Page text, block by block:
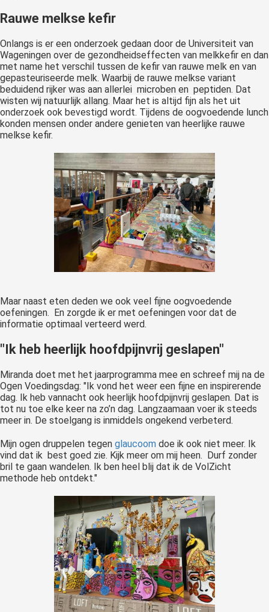
Rauwe melkse kefir
Onlangs is er een onderzoek gedaan door de Universiteit van
Wageningen over de gezondheidseffecten van melkkefir en dan
met name het verschil tussen de kefir van rauwe melk en van
gepasteuriseerde melk. Waarbij de rauwe melkse variant
beduidend rijker was aan allerlei microben en peptiden. Dat
wisten wij natuurlijk allang. Maar het is altijd fijn als het uit
onderzoek ook bevestigd wordt. Tijdens de oogvoedende lunch
konden mensen onder andere genieten van heerlijke rauwe
melkse kefir.
Maar naast eten deden we ook veel fijne oogvoedende
oefeningen. En zorgde ik er met oefeningen voor dat de
informatie optimaal verteerd werd.
"Ik heb heerlijk hoofdpijnvrij geslapen"
Miranda doet met het jaarprogramma mee en schreef mij na de
Ogen Voedingsdag: "Ik vond het weer een fijne en inspirerende
dag. Ik heb vannacht ook heerlijk hoofdpijnvrij geslapen. Dat is
tot nu toe elke keer na zo’n dag. Langzaamaan voer ik steeds
meer in. De stoelgang is inmiddels ongekend verbeterd.
Mijn ogen druppelen tegen glaucoom doe ik ook niet meer. Ik
vind dat ik best goed zie. Kijk meer om mij heen. Durf zonder
bril te gaan wandelen. Ik ben heel blij dat ik de VolZicht
methode heb ontdekt."